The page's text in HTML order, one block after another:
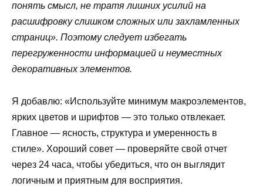
понять смысл, не тратя лишних усилий на
расшифровку слишком сложных или захламленных
страниц». Поэтому следует избегать
перегруженности информацией и неуместных
декоративных элементов.
Я добавлю: «Используйте минимум макроэлементов,
ярких цветов и шрифтов — это только отвлекает.
Главное — ясность, структура и умеренность в
стиле». Хороший совет — проверяйте свой отчет
через 24 часа, чтобы убедиться, что он выглядит
логичным и приятным для восприятия.